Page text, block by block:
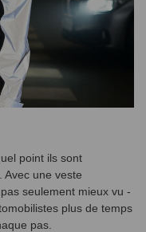
point ils sont
Avec une veste
seulement mieux vu -
plus de temps
pas.